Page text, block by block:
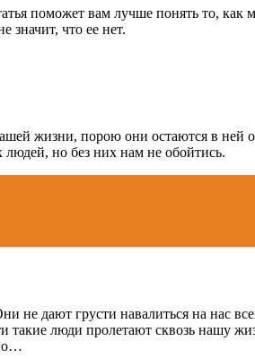
поможет вам лучше понять то, как
что ее нет.
жизни, порою они остаются в ней
но без них нам не обойтись.
не дают грусти навалиться на нас
такие люди пролетают сквозь нашу